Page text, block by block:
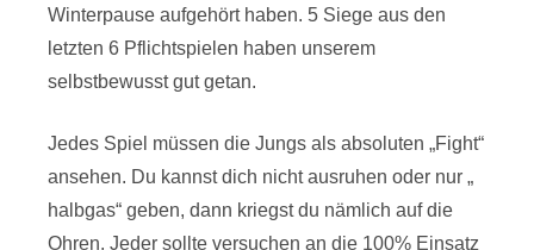
Winterpause aufgehört haben. 5 Siege aus den
letzten 6 Pflichtspielen haben unserem
selbstbewusst gut getan.
Jedes Spiel müssen die Jungs als absoluten „Fight“
ansehen. Du kannst dich nicht ausruhen oder nur „
halbgas“ geben, dann kriegst du nämlich auf die
Ohren. Jeder sollte versuchen an die 100% Einsatz